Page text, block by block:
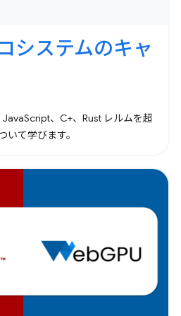
システムのキャ
、C+、Rust レルムを超
いて学びます。